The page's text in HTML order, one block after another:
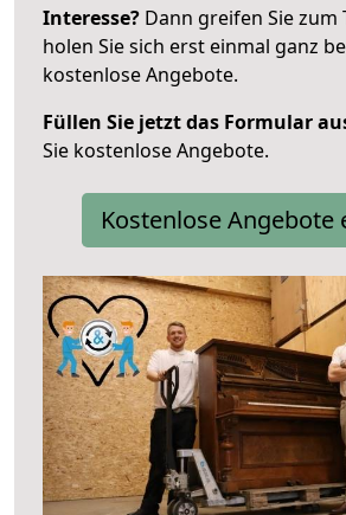
Interesse? Dann greifen Sie zum
holen Sie sich erst einmal ganz
kostenlose Angebote.
Füllen Sie jetzt das Formular
Sie kostenlose Angebote.
Kostenlose Angebote